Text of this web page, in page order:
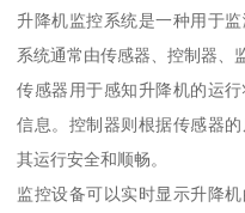
升降机监控系统是一种用于
系统通常由传感器、控制器、
传感器用于感知升降机的运
信息。控制器则根据传感器
其运行安全和顺畅。
监控设备可以实时显示升降